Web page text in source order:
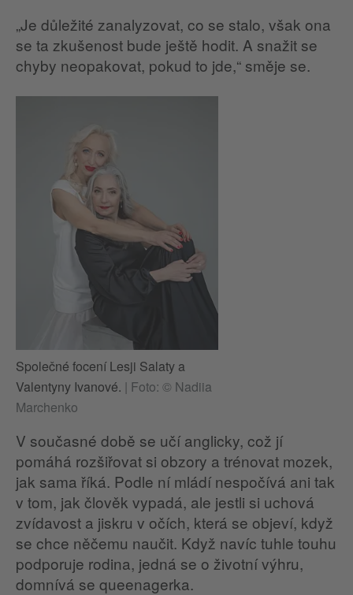
„Je důležité zanalyzovat, co se stalo, však ona
se ta zkušenost bude ještě hodit. A snažit se
chyby neopakovat, pokud to jde,“ směje se.
Společné focení Lesji Salaty a
Valentyny Ivanové. | Foto: © Nadiia
Marchenko
V současné době se učí anglicky, což jí
pomáhá rozšiřovat si obzory a trénovat mozek,
jak sama říká. Podle ní mládí nespočívá ani tak
v tom, jak člověk vypadá, ale jestli si uchová
zvídavost a jiskru v očích, která se objeví, když
se chce něčemu naučit. Když navíc tuhle touhu
podporuje rodina, jedná se o životní výhru,
domnívá se queenagerka.